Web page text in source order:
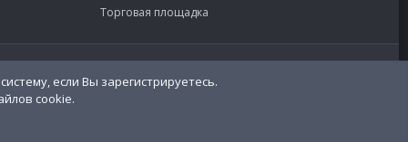
Торговая площадка
и правила Политика конфиденциальности
если Вы зарегистрируетесь.
cookie.